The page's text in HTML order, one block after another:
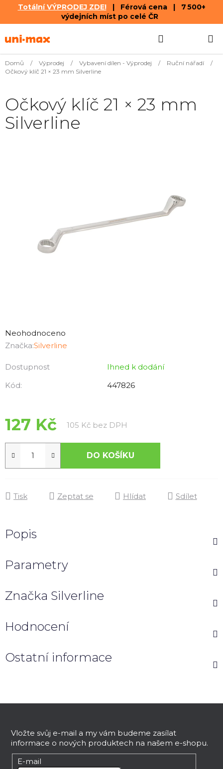
Totální VÝPRODEJ ZDE!| Férová cena | 7 500+
výdejních míst po celé ČR
na
KOŠÍK
Domů / Výprodej / Vybavení dílen - Výprodej / Ruční nářadí
/
Očkový klíč 21 × 23 mm Silverline
hodnocení
produktu
0,0
z
Neohodnoceno
Značka:Silverline
Dostupnost
Ihned k dodání
Kód:
447826
127 Kč 105 Kč bez DPH
DO KOŠÍKU
Tisk Zeptat se Hlídat Sdílet
Očkový klíč 21 × 23 mm
Silverline
Popis
Parametry
Značka Silverline
Hodnocení
Ostatní informace
Vložte svůj e-mail a my vám budeme zasílat
informace o nových produktech na našem e-shopu.
E-mail